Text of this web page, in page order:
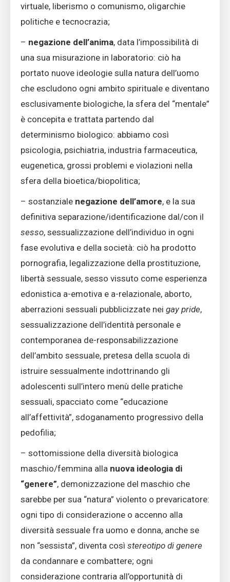
virtuale, liberismo o comunismo, oligarchie
politiche e tecnocrazia;
– negazione dell’anima, data l’impossibilità di
una sua misurazione in laboratorio: ciò ha
portato nuove ideologie sulla natura dell’uomo
che escludono ogni ambito spirituale e diventano
esclusivamente biologiche, la sfera del “mentale”
è concepita e trattata partendo dal
determinismo biologico: abbiamo così
psicologia, psichiatria, industria farmaceutica,
eugenetica, grossi problemi e violazioni nella
sfera della bioetica/biopolitica;
– sostanziale negazione dell’amore, e la sua
definitiva separazione/identificazione dal/con il
sesso, sessualizzazione dell’individuo in ogni
fase evolutiva e della società: ciò ha prodotto
pornografia, legalizzazione della prostituzione,
libertà sessuale, sesso vissuto come esperienza
edonistica a-emotiva e a-relazionale, aborto,
aberrazioni sessuali pubblicizzate nei gay pride,
sessualizzazione dell’identità personale e
contemporanea de-responsabilizzazione
dell’ambito sessuale, pretesa della scuola di
istruire sessualmente indottrinando gli
adolescenti sull’intero menù delle pratiche
sessuali, spacciato come “educazione
all’affettività”, sdoganamento progressivo della
pedofilia;
– sottomissione della diversità biologica
maschio/femmina alla nuova ideologia di
“genere”, demonizzazione del maschio che
sarebbe per sua “natura” violento o prevaricatore:
ogni tipo di considerazione o accenno alla
diversità sessuale fra uomo e donna, anche se
non “sessista”, diventa così stereotipo di genere
da condannare e combattere; ogni
considerazione contraria all’opportunità di